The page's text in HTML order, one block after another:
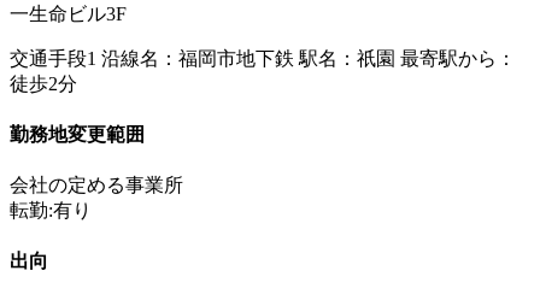
一生命ビル3F
交通手段1 沿線名：福岡市地下鉄 駅名：祇園 最寄駅から：
徒歩2分
勤務地変更範囲
会社の定める事業所
転勤:有り
出向